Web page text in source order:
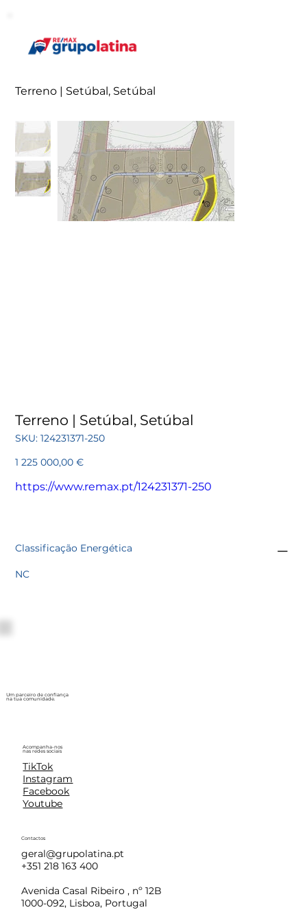
Terreno | Setúbal, Setúbal
Terreno | Setúbal, Setúbal
SKU: SKU
124231371-
124231371-250
Preço
1 225 000,00 €
https://www.remax.pt/124231371-250
Classificação Energética
NC
Um parceiro de confiança
na tua comunidade.
Acompanha-nos
nas redes sociais
TikTok
Instagram
Facebook
Youtube
Contactos
geral@grupolatina.pt
+351 218 163 400
Avenida Casal Ribeiro , nº 12B
1000-092, Lisboa, Portugal